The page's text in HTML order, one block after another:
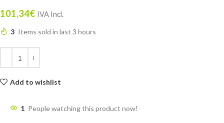
101,34€ IVA Incl.
3 Items sold in last 3 hours
Add to wishlist
1 People watching this product now!